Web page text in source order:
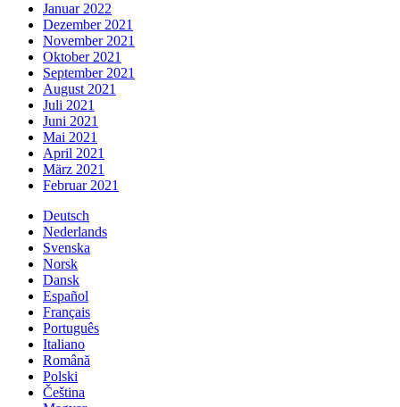
Januar 2022
Dezember 2021
November 2021
Oktober 2021
September 2021
August 2021
Juli 2021
Juni 2021
Mai 2021
April 2021
März 2021
Februar 2021
Deutsch
Nederlands
Svenska
Norsk
Dansk
Español
Français
Português
Italiano
Română
Polski
Čeština